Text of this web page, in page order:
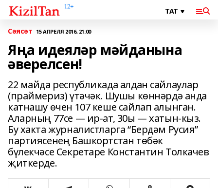
Сәясәт 15 АПРЕЛЯ 2016, 21:00
Яңа идеяләр мәйданына
әверелсен!
22 майда республикада алдан сайлаулар
(праймериз) үтәчәк. Шушы көннәрдә анда
катнашу өчен 107 кеше сайлап алынган.
Аларның 77се — ир-ат, 30ы — хатын-кыз.
Бу хакта журналистларга “Бердәм Русия”
партиясенең Башкортстан төбәк
бүлекчәсе Секретаре Константин Толкачев
җиткерде.